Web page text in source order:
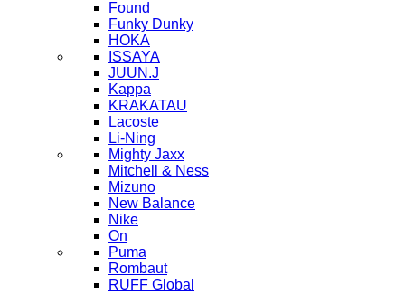
Found
Funky Dunky
HOKA
ISSAYA
JUUN.J
Kappa
KRAKATAU
Lacoste
Li-Ning
Mighty Jaxx
Mitchell & Ness
Mizuno
New Balance
Nike
On
Puma
Rombaut
RUFF Global